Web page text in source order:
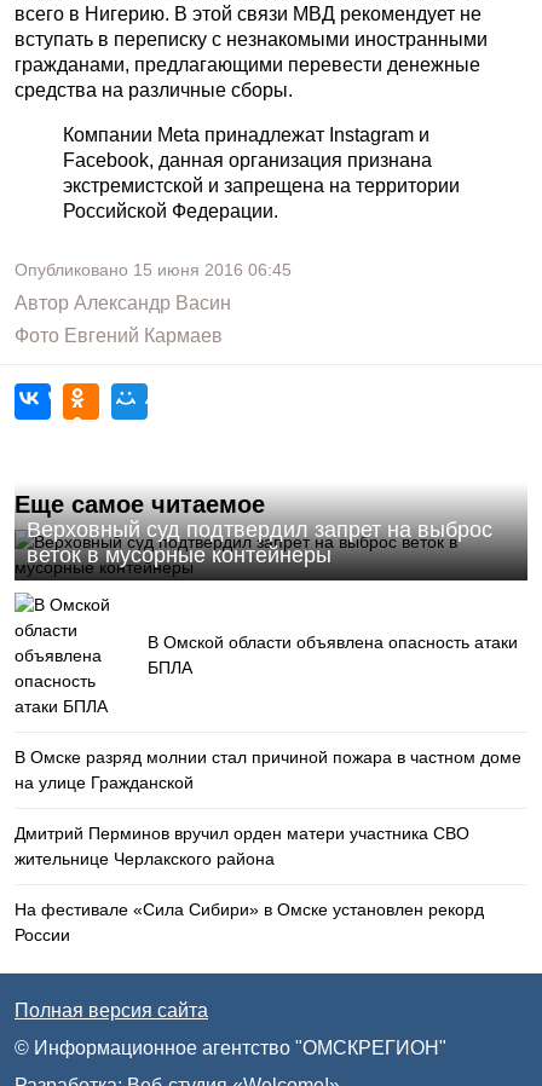
всего в Нигерию. В этой связи МВД рекомендует не
вступать в переписку с незнакомыми иностранными
гражданами, предлагающими перевести денежные
средства на различные сборы.
Компании Meta принадлежат Instagram и
Facebook, данная организация признана
экстремистской и запрещена на территории
Российской Федерации.
Опубликовано 15 июня 2016 06:45
Автор Александр Васин
Фото Евгений Кармаев
Еще самое читаемое
Верховный суд подтвердил запрет на выброс
веток в мусорные контейнеры
В Омской области объявлена опасность атаки
БПЛА
В Омске разряд молнии стал причиной пожара в частном доме
на улице Гражданской
Дмитрий Перминов вручил орден матери участника СВО
жительнице Черлакского района
На фестивале «Сила Сибири» в Омске установлен рекорд
России
Полная версия сайта
© Информационное агентство "ОМСКРЕГИОН"